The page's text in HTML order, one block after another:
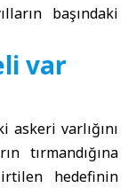
başındaki
var
askeri varlığını
tırmandığına
hedefinin